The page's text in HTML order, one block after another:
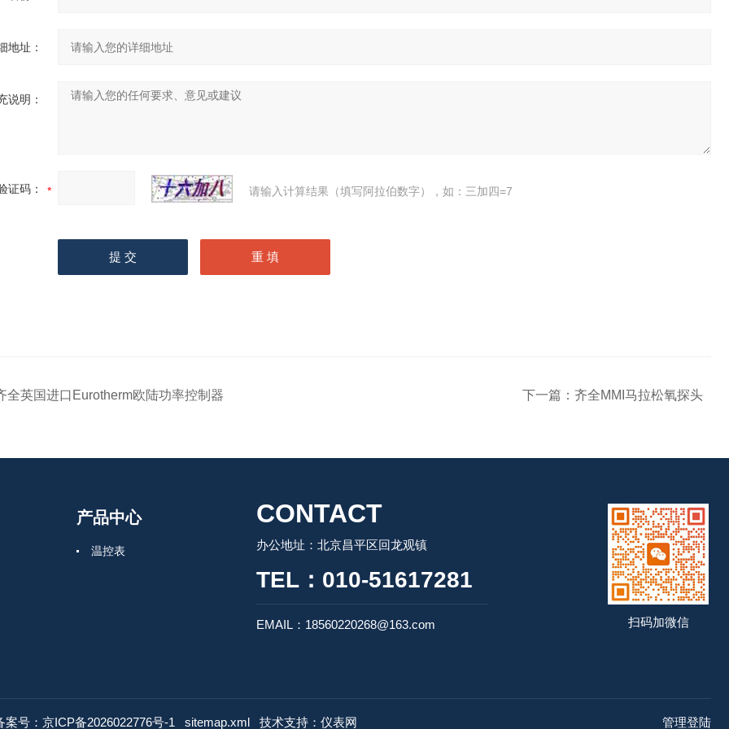
地址：
说明：
证码： 请输入计算结果（填写阿拉伯数字），如：三加四=7
全英国进口Eurotherm欧陆功率控制器 下一篇： 齐全MMI马拉松氧探头
产品中心
温控表
CONTACT
办公地址：北京昌平区回龙观镇
TEL：010-51617281
EMAIL：18560220268@163.com 扫码加微信
案号：京ICP备2026022776号-1 sitemap.xml 技术支持： 仪表网 管理登陆